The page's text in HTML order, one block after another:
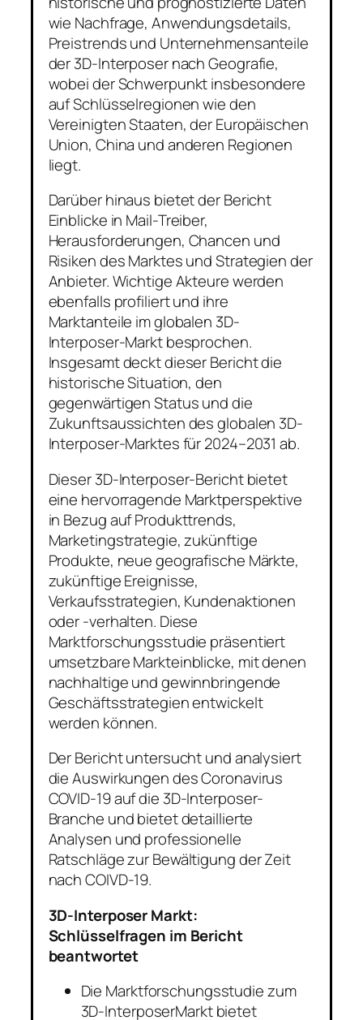
wie Nachfrage, Anwendungsdetails,
Preistrends und Unternehmensanteile
der 3D-Interposer nach Geografie,
wobei der Schwerpunkt insbesondere
auf Schlüsselregionen wie den
Vereinigten Staaten, der Europäischen
Union, China und anderen Regionen
liegt.
Darüber hinaus bietet der Bericht
Einblicke in Mail-Treiber,
Herausforderungen, Chancen und
Risiken des Marktes und Strategien der
Anbieter. Wichtige Akteure werden
ebenfalls profiliert und ihre
Marktanteile im globalen 3D-
Interposer-Markt besprochen.
Insgesamt deckt dieser Bericht die
historische Situation, den
gegenwärtigen Status und die
Zukunftsaussichten des globalen 3D-
Interposer-Marktes für 2024–2031 ab.
Dieser 3D-Interposer-Bericht bietet
eine hervorragende Marktperspektive
in Bezug auf Produkttrends,
Marketingstrategie, zukünftige
Produkte, neue geografische Märkte,
zukünftige Ereignisse,
Verkaufsstrategien, Kundenaktionen
oder -verhalten. Diese
Marktforschungsstudie präsentiert
umsetzbare Markteinblicke, mit denen
nachhaltige und gewinnbringende
Geschäftsstrategien entwickelt
werden können.
Der Bericht untersucht und analysiert
die Auswirkungen des Coronavirus
COVID-19 auf die 3D-Interposer-
Branche und bietet detaillierte
Analysen und professionelle
Ratschläge zur Bewältigung der Zeit
nach COIVD-19.
3D-Interposer Markt:
Schlüsselfragen im Bericht
beantwortet
Die Marktforschungsstudie zum
3D-InterposerMarkt bietet